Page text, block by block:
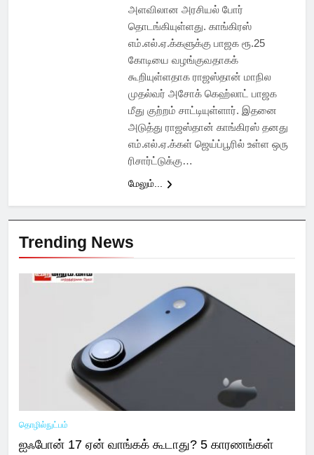
அளவிலான அரசியல் போர்
தொடங்கியுள்ளது. காங்கிரஸ்
எம்.எல்.ஏ.க்களுக்கு பாஜக ரூ.25
கோடியை வழங்குவதாகக்
கூறியுள்ளதாக ராஜஸ்தான் மாநில
முதல்வர் அசோக் கெஹ்லாட் பாஜக
மீது குற்றம் சாட்டியுள்ளார். இதனை
அடுத்து ராஜஸ்தான் காங்கிரஸ் தனது
எம்.எல்.ஏ.க்கள் ஜெய்ப்பூரில் உள்ள ஒரு
ரிசார்ட்டுக்கு…
மேலும்...
Trending News
தொழில்நுட்பம்
ஐஃபோன் 17 ஏன் வாங்கக் கூடாது? 5 காரணங்கள்